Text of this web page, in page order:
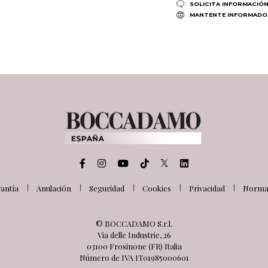
SOLICITA INFORMACIÓN
MANTENTE INFORMADO
Anulación Seguridad Cookies Privacidad
© BOCCADAMO S.r.l.
Via delle Industrie, 26
03100 Frosinone (FR) Italia
Número de IVA IT01985000601